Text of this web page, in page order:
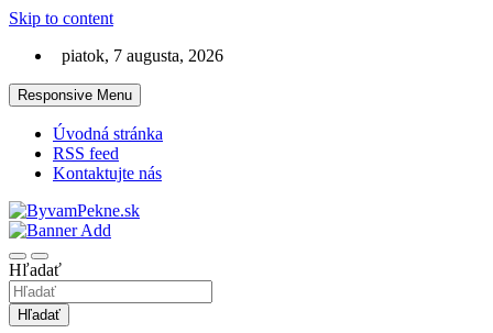
Skip to content
piatok, 7 augusta, 2026
Responsive Menu
Úvodná stránka
RSS feed
Kontaktujte nás
ByvamPekne.sk
Hľadať
Hľadať